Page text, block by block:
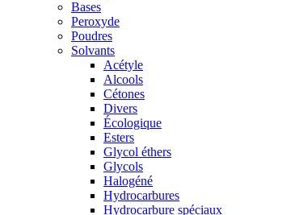
Bases
Peroxyde
Poudres
Solvants
Acétyle
Alcools
Cétones
Divers
Écologique
Esters
Glycol éthers
Glycols
Halogéné
Hydrocarbures
Hydrocarbure spéciaux